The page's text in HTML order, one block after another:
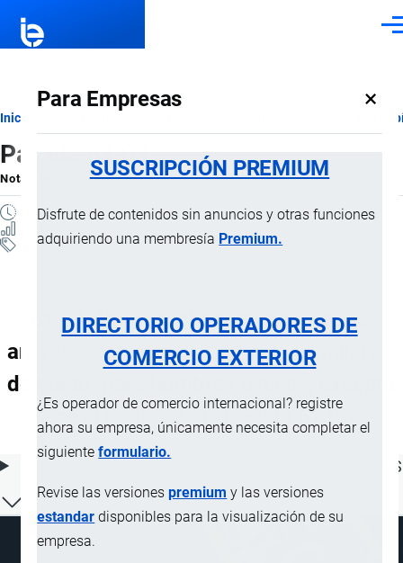
Para Empresas ×
SUSCRIPCIÓN PREMIUM
Disfrute de contenidos sin anuncios y otras funciones
adquiriendo una membresía Premium.
DIRECTORIO OPERADORES DE
COMERCIO EXTERIOR
¿Es operador de comercio internacional? registre
ahora su empresa, únicamente necesita completar el
siguienteformulario.
Revise las versionespremium y las versiones
estandar disponibles para la visualización de su
empresa.
Ruta
de
navegación
Inicio
Partida 61.01
Nota ExplicativaporImportaciones …, 20 Julio, 2024
3 MINUTOS
Notas Explicativas
61.01 Abrigos, chaquetones, capas,
anoraks, cazadoras y artículos similares,
de punto, para hombres o niños, excepto
los artículos de la partida 61.03
ÍNDICE DE CONTENIDOS